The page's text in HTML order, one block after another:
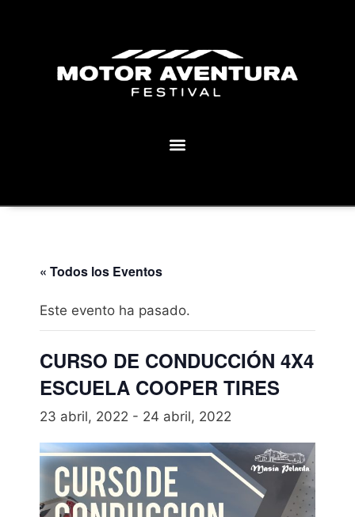
« Todos los Eventos
Este evento ha pasado.
CURSO DE CONDUCCIÓN 4X4
ESCUELA COOPER TIRES
23 abril, 2022 - 24 abril, 2022